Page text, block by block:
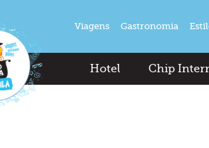
Viagens Gastronomia
Hotel Chip